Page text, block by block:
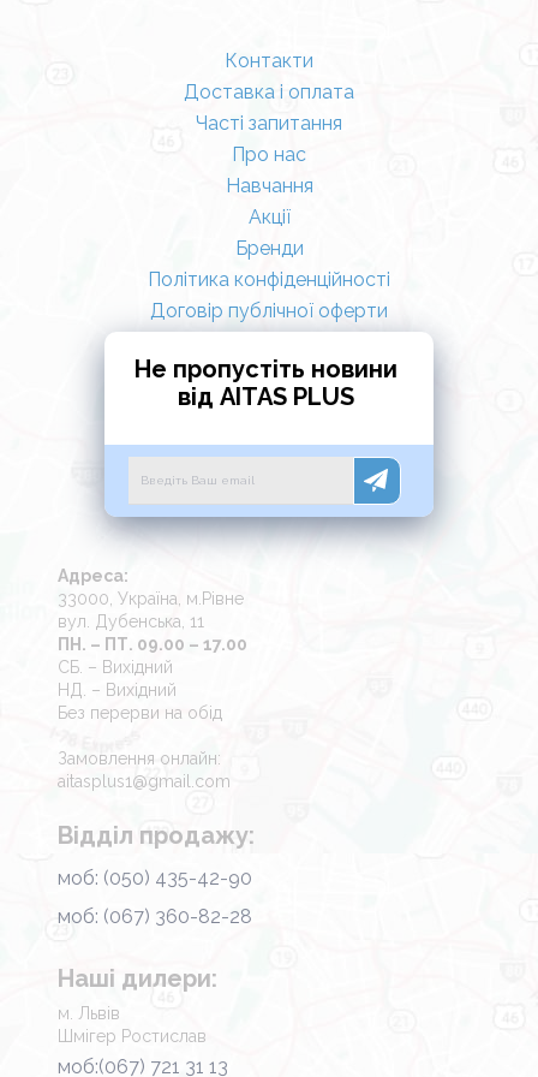
Контакти
Доставка і оплата
Часті запитання
Про нас
Навчання
Акції
Бренди
Політика конфіденційності
Договір публічної оферти
Не пропустіть новини
від AITAS PLUS
Адреса:
33000, Україна, м.Рівне
вул. Дубенська, 11
ПН. – ПТ. 09.00 – 17.00
СБ. – Вихідний
НД. – Вихідний
Без перерви на обід
Замовлення онлайн:
aitasplus1@gmail.com
Відділ продажу:
моб: (050) 435-42-90
моб: (067) 360-82-28
Наші дилери:
м. Львів
Шмігер Ростислав
моб:(067) 721 31 13